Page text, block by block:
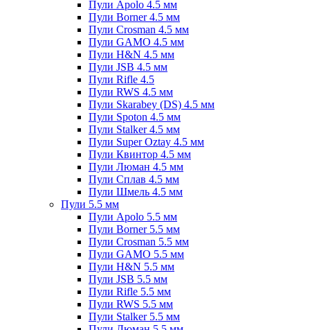
Пули Apolo 4.5 мм
Пули Borner 4.5 мм
Пули Crosman 4.5 мм
Пули GAMO 4.5 мм
Пули H&N 4.5 мм
Пули JSB 4.5 мм
Пули Rifle 4.5
Пули RWS 4.5 мм
Пули Skarabey (DS) 4.5 мм
Пули Spoton 4.5 мм
Пули Stalker 4.5 мм
Пули Super Oztay 4.5 мм
Пули Квинтор 4.5 мм
Пули Люман 4.5 мм
Пули Сплав 4.5 мм
Пули Шмель 4.5 мм
Пули 5.5 мм
Пули Apolo 5.5 мм
Пули Borner 5.5 мм
Пули Crosman 5.5 мм
Пули GAMO 5.5 мм
Пули H&N 5.5 мм
Пули JSB 5.5 мм
Пули Rifle 5.5 мм
Пули RWS 5.5 мм
Пули Stalker 5.5 мм